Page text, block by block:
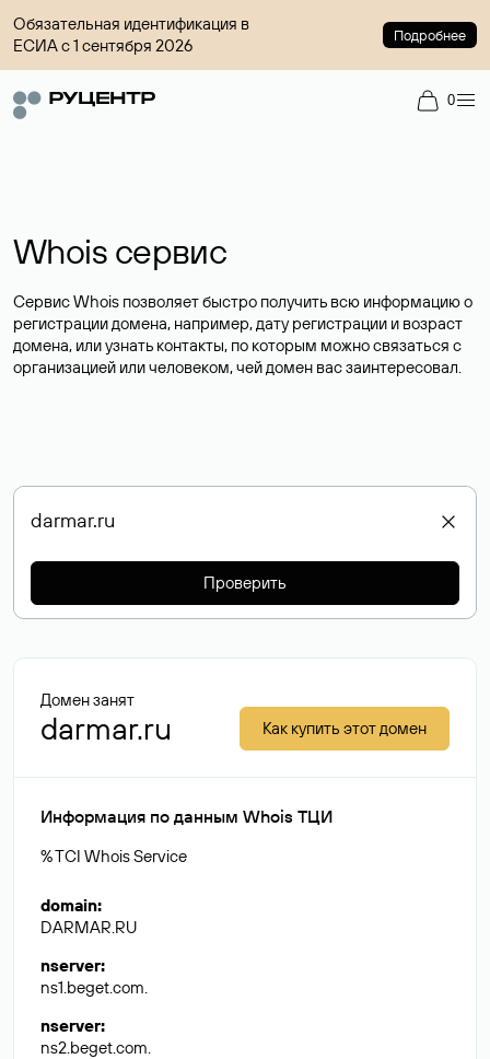
Обязательная идентификация в
ЕСИА с 1 сентября 2026
Подробнее
0
Whois сервис
Сервис Whois позволяет быстро получить всю информацию о
регистрации домена, например, дату регистрации и возраст
домена, или узнать контакты, по которым можно связаться с
организацией или человеком, чей домен вас заинтересовал.
Проверить
Домен занят
darmar.ru Как купить этот домен
Информация по данным Whois ТЦИ
% TCI Whois Service
domain:
DARMAR.RU
nserver:
ns1.beget.com.
nserver:
ns2.beget.com.